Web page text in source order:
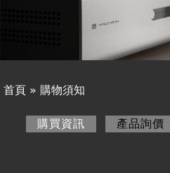
二手專區
視聽專欄
購物須知
購買資訊
您
首頁 » 購物須知
購買資訊 產品詢價